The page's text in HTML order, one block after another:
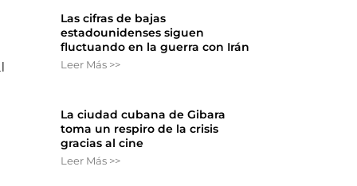
Las cifras de bajas
estadounidenses siguen
fluctuando en la guerra con Irán
Leer Más >>
La ciudad cubana de Gibara
toma un respiro de la crisis
gracias al cine
Leer Más >>